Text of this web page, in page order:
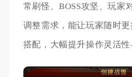
常刷怪、BOSS攻坚、玩家
调整需求，能让玩家随时
搭配，大幅提升操作灵活性